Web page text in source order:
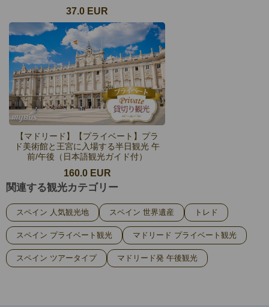
37.0 EUR
【マドリード】【プライベート】プラ
ド美術館と王宮に入場する半日観光 午
前/午後（日本語観光ガイド付）
160.0 EUR
関連する観光カテゴリー
スペイン 人気観光地 スペイン 世界遺産 トレド
スペイン プライベート観光 マドリード プライベート観光
スペイン ツアータイプ マドリード発 午後観光